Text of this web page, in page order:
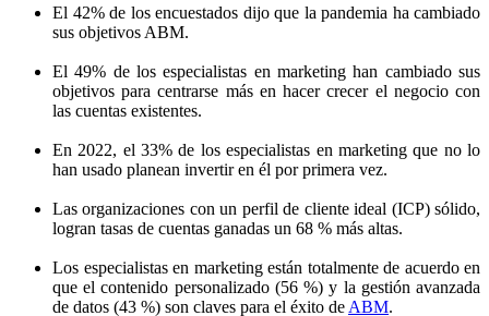
El 42% de los encuestados dijo que la pandemia ha cambiado
sus objetivos ABM.
El 49% de los especialistas en marketing han cambiado sus
objetivos para centrarse más en hacer crecer el negocio con
las cuentas existentes.
En 2022, el 33% de los especialistas en marketing que no lo
han usado planean invertir en él por primera vez.
Las organizaciones con un perfil de cliente ideal (ICP) sólido,
logran tasas de cuentas ganadas un 68 % más altas.
Los especialistas en marketing están totalmente de acuerdo en
que el contenido personalizado (56 %) y la gestión avanzada
de datos (43 %) son claves para el éxito de ABM.